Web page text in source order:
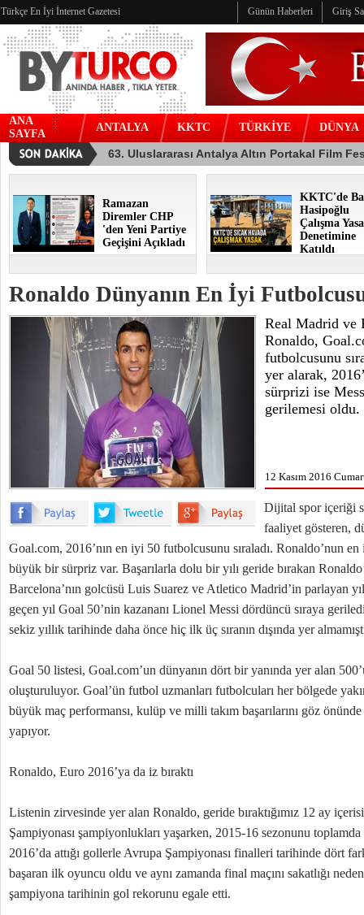
Türkçe En İyi İnternet Gazetesi Günün Haberleri Giriş
ANA
SAYFA
ANTALYA KKTC TÜRKİYE DÜNYA
Ramazan
Diremler CHP
'den Yeni Partiye
Geçişini Açıkladı
KKTC'de
Hasipoğlu
Çalışma
Denetimine
Katıldı
Ronaldo Dünyanın En İyi
Real Madrid ve
Ronaldo,
futbolcusunu
yer alarak,
sürprizi ise
gerilemesi oldu.
12 Kasım 2016
Dijital spor içeriği
faaliyet gösteren,
Goal.com, 2016’nın en iyi 50 futbolcusunu sıraladı. Ronaldo’nun
büyük bir sürpriz var. Başarılarla dolu bir yılı geride bırakan
Barcelona’nın golcüsü Luis Suarez ve Atletico Madrid’in parlayan
geçen yıl Goal 50’nin kazananı Lionel Messi dördüncü sıraya
sekiz yıllık tarihinde daha önce hiç ilk üç sıranın dışında yer
Goal 50 listesi, Goal.com’un dünyanın dört bir yanında yer alan
oluşturuluyor. Goal’ün futbol uzmanları futbolcuları her bölgede
büyük maç performansı, kulüp ve milli takım başarılarını göz
yapıyor.
Ronaldo, Euro 2016’ya da iz bıraktı
Listenin zirvesinde yer alan Ronaldo, geride bıraktığımız 12 ay
Şampiyonası şampiyonlukları yaşarken, 2015-16 sezonunu
2016’da attığı gollerle Avrupa Şampiyonası finalleri tarihinde dört
başaran ilk oyuncu oldu ve aynı zamanda final maçını sakatlığı
şampiyona tarihinin gol rekorunu egale etti.